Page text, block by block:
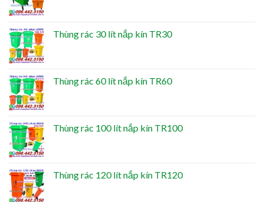
Thùng rác 30 lít nắp kín TR30
Thùng rác 60 lít nắp kín TR60
Thùng rác 100 lít nắp kín TR100
Thùng rác 120 lít nắp kín TR120